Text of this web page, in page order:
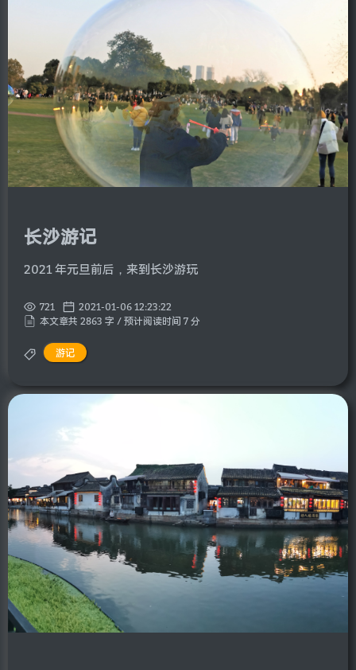
长沙游记
2021 年元旦前后，来到长沙游玩
721
2021-01-06 12:23:22
本文章共 2863 字 / 预计阅读时间 7 分
游记